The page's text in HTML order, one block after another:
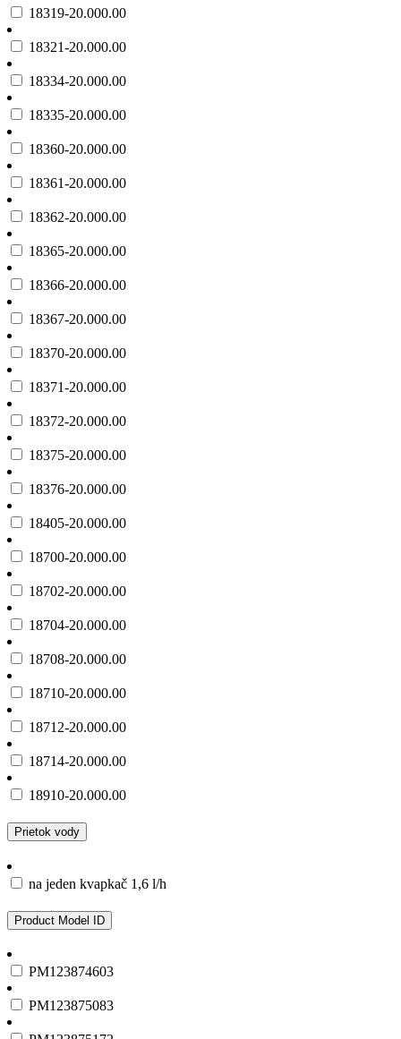
18319-20.000.00
18321-20.000.00
18334-20.000.00
18335-20.000.00
18360-20.000.00
18361-20.000.00
18362-20.000.00
18365-20.000.00
18366-20.000.00
18367-20.000.00
18370-20.000.00
18371-20.000.00
18372-20.000.00
18375-20.000.00
18376-20.000.00
18405-20.000.00
18700-20.000.00
18702-20.000.00
18704-20.000.00
18708-20.000.00
18710-20.000.00
18712-20.000.00
18714-20.000.00
18910-20.000.00
Prietok vody
na jeden kvapkač 1,6 l/h
Product Model ID
PM123874603
PM123875083